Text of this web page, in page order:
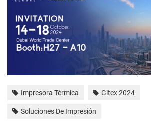
Impresora Térmica Gitex 2024
Soluciones De Impresión